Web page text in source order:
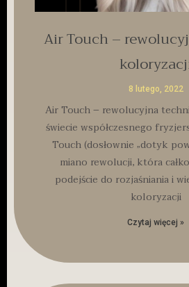
Air Touch –
8 lutego, 2022
Air Touch – rewolucyjna
świecie współczesnego
Touch (dosłownie „dotyk
miano rewolucji, która
podejście do rozjaśniania i
koloryzacji
Czytaj więcej »